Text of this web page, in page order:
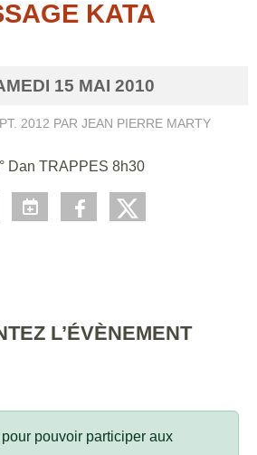
KATA
15 MAI 2010
2012 PAR JEAN PIERRE MARTY
Dan TRAPPES 8h30
L’ÉVÈNEMENT
pour pouvoir participer aux